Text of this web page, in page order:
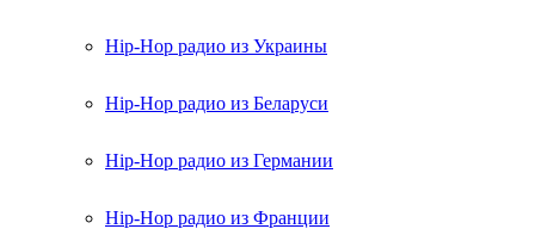
Hip-Hop радио из Украины
Hip-Hop радио из Беларуси
Hip-Hop радио из Германии
Hip-Hop радио из Франции